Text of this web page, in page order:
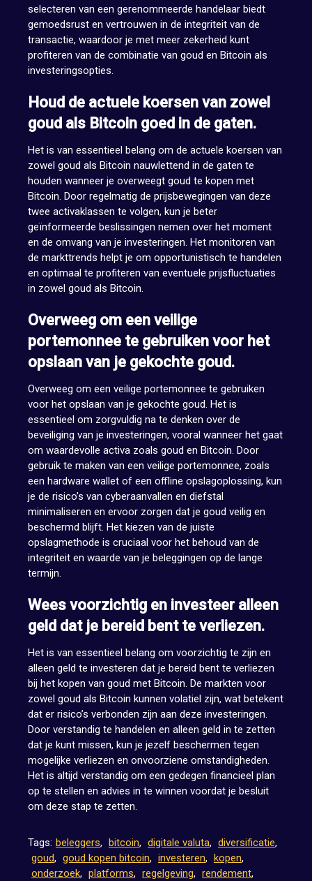
selecteren van een gerenommeerde handelaar biedt
gemoedsrust en vertrouwen in de integriteit van de
transactie, waardoor je met meer zekerheid kunt
profiteren van de combinatie van goud en Bitcoin als
investeringsopties.
Houd de actuele koersen van zowel
goud als Bitcoin goed in de gaten.
Het is van essentieel belang om de actuele koersen van
zowel goud als Bitcoin nauwlettend in de gaten te
houden wanneer je overweegt goud te kopen met
Bitcoin. Door regelmatig de prijsbewegingen van deze
twee activaklassen te volgen, kun je beter
geïnformeerde beslissingen nemen over het moment
en de omvang van je investeringen. Het monitoren van
de markttrends helpt je om opportunistisch te handelen
en optimaal te profiteren van eventuele prijsfluctuaties
in zowel goud als Bitcoin.
Overweeg om een veilige
portemonnee te gebruiken voor het
opslaan van je gekochte goud.
Overweeg om een veilige portemonnee te gebruiken
voor het opslaan van je gekochte goud. Het is
essentieel om zorgvuldig na te denken over de
beveiliging van je investeringen, vooral wanneer het gaat
om waardevolle activa zoals goud en Bitcoin. Door
gebruik te maken van een veilige portemonnee, zoals
een hardware wallet of een offline opslagoplossing, kun
je de risico’s van cyberaanvallen en diefstal
minimaliseren en ervoor zorgen dat je goud veilig en
beschermd blijft. Het kiezen van de juiste
opslagmethode is cruciaal voor het behoud van de
integriteit en waarde van je beleggingen op de lange
termijn.
Wees voorzichtig en investeer alleen
geld dat je bereid bent te verliezen.
Het is van essentieel belang om voorzichtig te zijn en
alleen geld te investeren dat je bereid bent te verliezen
bij het kopen van goud met Bitcoin. De markten voor
zowel goud als Bitcoin kunnen volatiel zijn, wat betekent
dat er risico’s verbonden zijn aan deze investeringen.
Door verstandig te handelen en alleen geld in te zetten
dat je kunt missen, kun je jezelf beschermen tegen
mogelijke verliezen en onvoorziene omstandigheden.
Het is altijd verstandig om een gedegen financieel plan
op te stellen en advies in te winnen voordat je besluit
om deze stap te zetten.
Tags: beleggers, bitcoin, digitale valuta, diversificatie,
goud, goud kopen bitcoin, investeren, kopen,
onderzoek, platforms, regelgeving, rendement,